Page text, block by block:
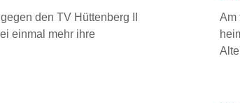
den TV Hüttenberg II
einmal mehr ihre
Am